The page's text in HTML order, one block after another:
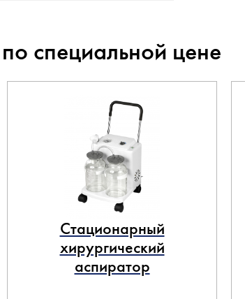
специальной цене
Стационарный
хирургический
аспиратор